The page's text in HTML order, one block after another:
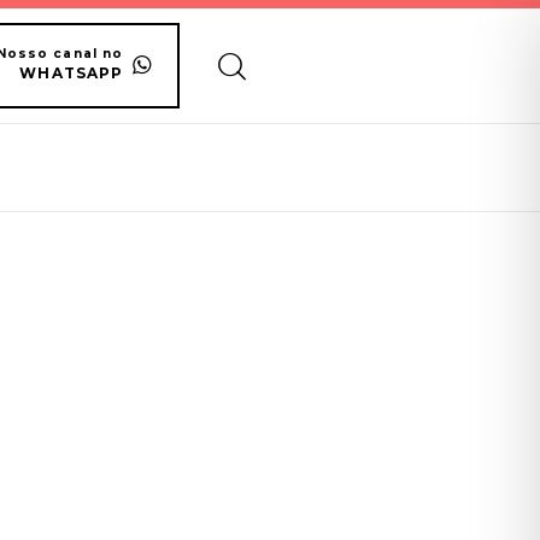
canal no
WHATSAPP